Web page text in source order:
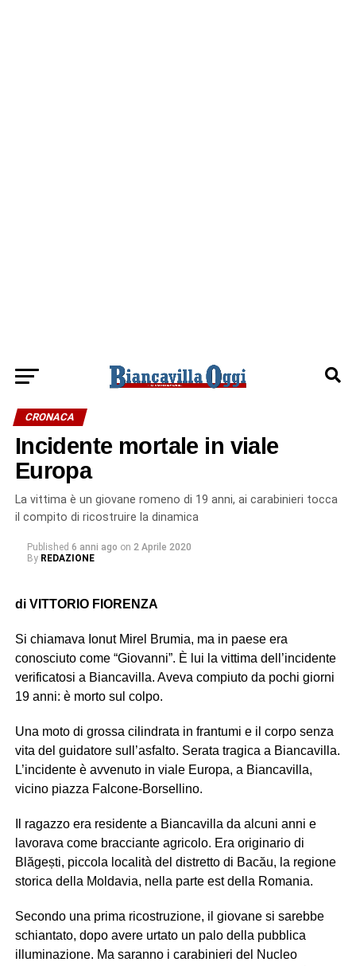
CRONACA
Incidente mortale in viale
Europa
La vittima è un giovane romeno di 19 anni, ai carabinieri tocca
il compito di ricostruire la dinamica
Published 6 anni ago on 2 Aprile 2020
By REDAZIONE
di VITTORIO FIORENZA
Si chiamava Ionut Mirel Brumia, ma in paese era
conosciuto come “Giovanni”. È lui la vittima dell’incidente
verificatosi a Biancavilla. Aveva compiuto da pochi giorni
19 anni: è morto sul colpo.
Una moto di grossa cilindrata in frantumi e il corpo senza
vita del guidatore sull’asfalto. Serata tragica a Biancavilla.
L’incidente è avvenuto in viale Europa, a Biancavilla,
vicino piazza Falcone-Borsellino.
Il ragazzo era residente a Biancavilla da alcuni anni e
lavorava come bracciante agricolo. Era originario di
Blăgești, piccola località del distretto di Bacău, la regione
storica della Moldavia, nella parte est della Romania.
Secondo una prima ricostruzione, il giovane si sarebbe
schiantato, dopo avere urtato un palo della pubblica
illuminazione. Ma saranno i carabinieri del Nucleo